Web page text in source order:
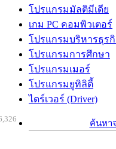
โปรแกรมมัลติมีเดีย
เกม PC คอมพิวเตอร์
โปรแกรมบริหารธุร
โปรแกรมการศึกษา
โปรแกรมเมอร์
โปรแกรมยูทิลิตี้
ไดร์เวอร์ (Driver)
ค้นหา